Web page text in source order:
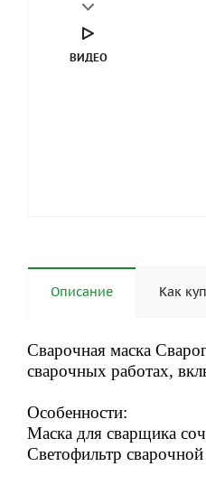
ВИДЕО
Описание Как
Сварочная маска
сварочных работах,
Особенности:
Маска для сварщика
Светофильтр